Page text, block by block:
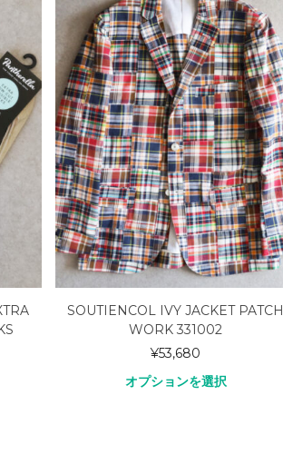
SOUTIENCOL IVY JACKET PATCH
WORK 331002
¥53,680
オプションを選択